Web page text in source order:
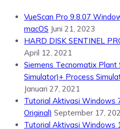
VueScan Pro 9.8.07
macOS Juni 21, 2023
HARD DISK SENTINEL
April 12, 2021
Siemens Tecnomatix Plant
Simulator)+ Process
Januari 27, 2021
Tutorial Aktivasi Windows
Original) September 17,
Tutorial Aktivasi Windows